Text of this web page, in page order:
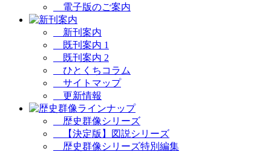
電子版のご案内
新刊案内
既刊案内 1
既刊案内 2
ひとくちコラム
サイトマップ
更新情報
歴史群像シリーズ
【決定版】図説シリーズ
歴史群像シリーズ特別編集